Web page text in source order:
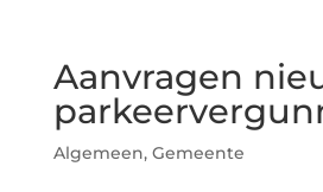
Aanvragen
Algemeen, Gemeente